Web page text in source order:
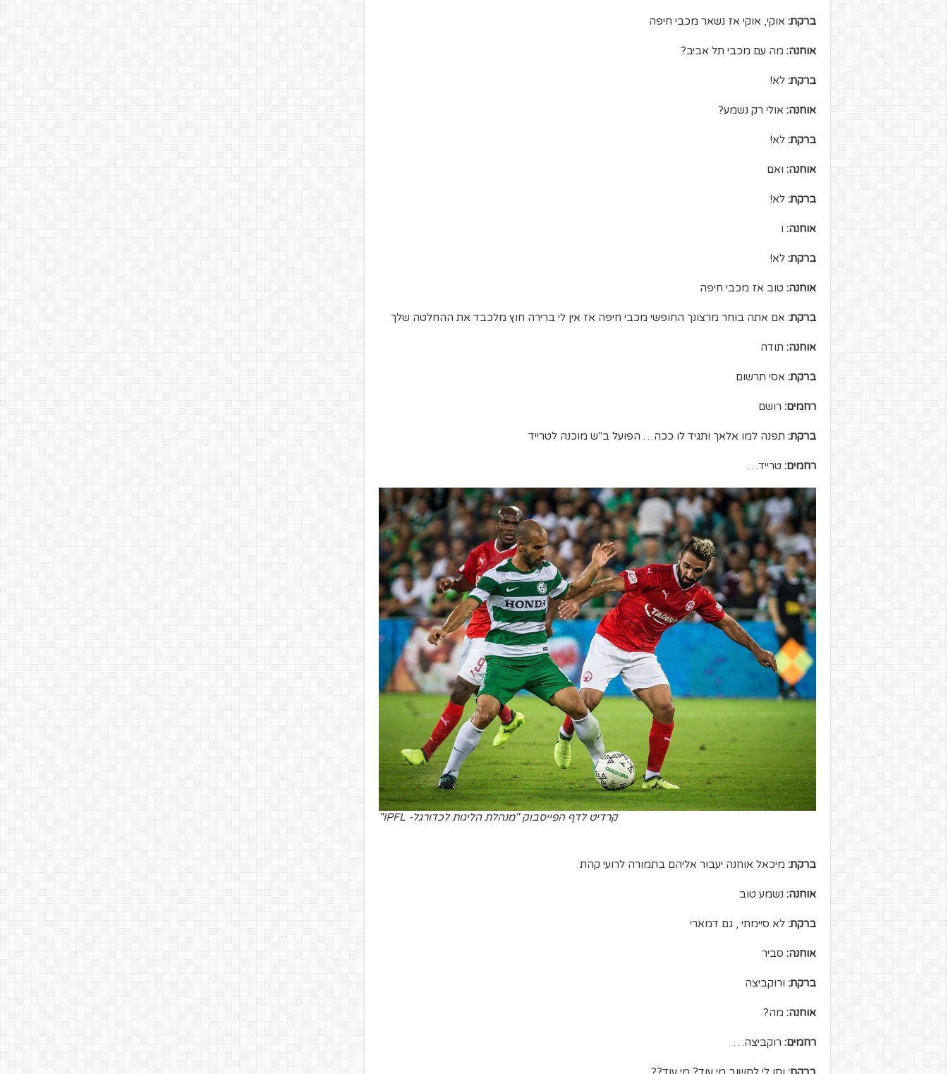
ברקת: אוקי, אוקי אז נשאר מכבי חיפה
אוחנה: מה עם מכבי תל אביב?
ברקת: לא!
אוחנה: אולי רק נשמע?
ברקת: לא!
אוחנה: ואם
ברקת: לא!
אוחנה: ו
ברקת: לא!
אוחנה: טוב אז מכבי חיפה
ברקת: אם אתה בוחר מרצונך החופשי מכבי חיפה אז אין לי ברירה חוץ מלכבד את ההחלטה שלך
אוחנה: תודה
ברקת: אסי תרשום
רחמים: רושם
ברקת: תפנה למו אלאך ותגיד לו ככה… הפועל ב"ש מוכנה לטרייד
רחמים: טרייד…
קרדיט לדף הפייסבוק "מנהלת הליגות לכדורגל- IPFL"
ברקת: מיכאל אוחנה יעבור אליהם בתמורה לרועי קהת
אוחנה: נשמע טוב
ברקת: לא סיימתי , גם דמארי
אוחנה: סביר
ברקת: ורוקביצה
אוחנה: מה?
רחמים: רוקביצה…